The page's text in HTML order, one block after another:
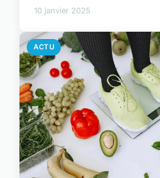
10 janvier 2025
ACTU